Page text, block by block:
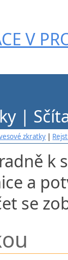
V
|
zkratky |
k
a
se